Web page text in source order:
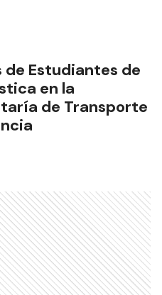
Estudiantes de
en la
de Transporte